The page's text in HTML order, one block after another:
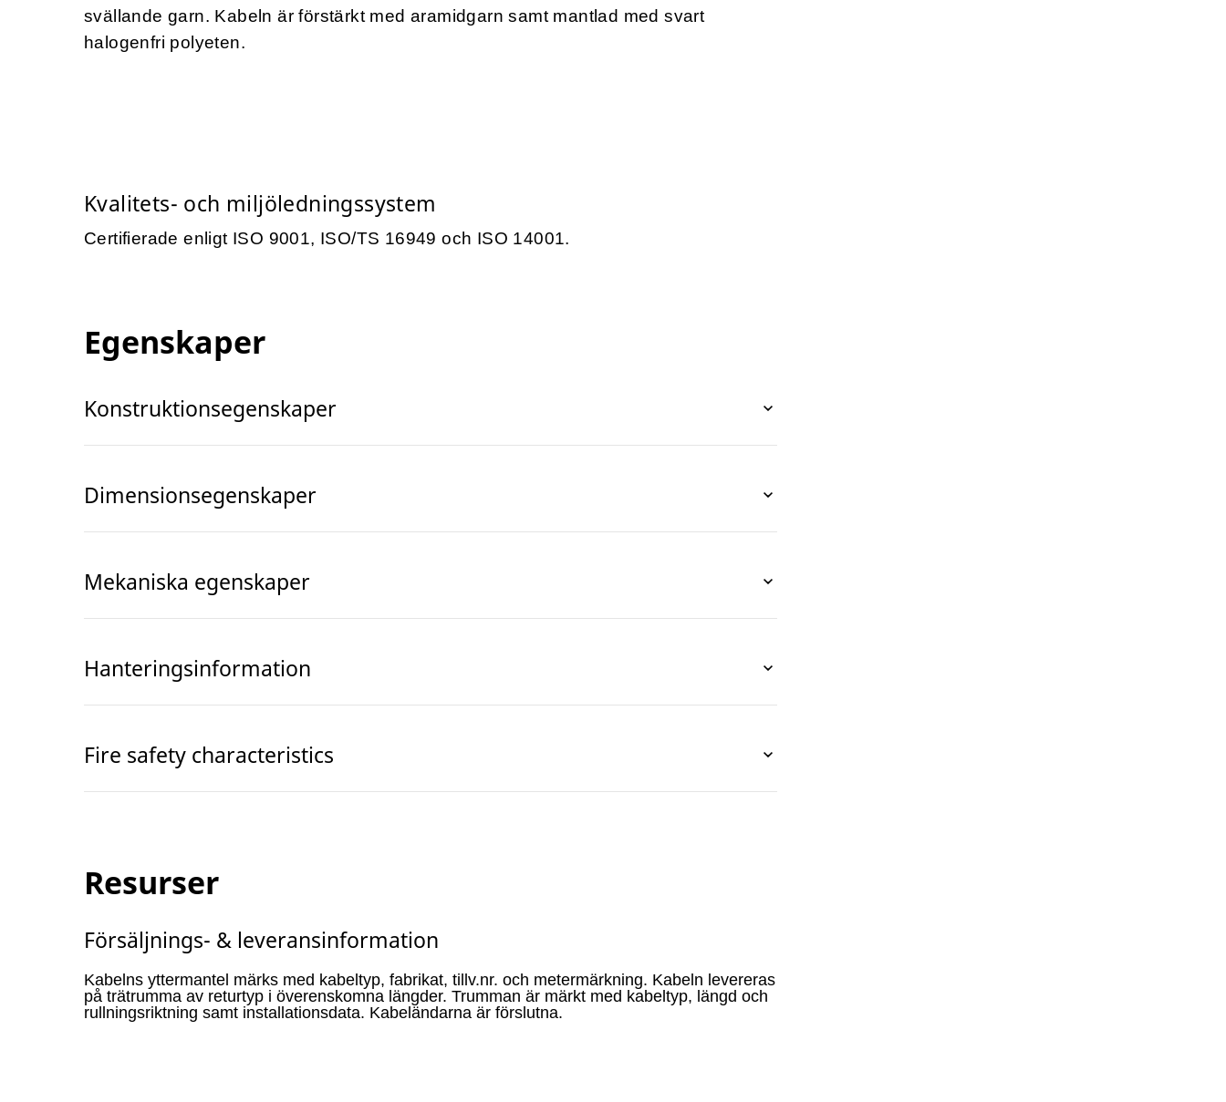
svällande garn. Kabeln är förstärkt med aramidgarn samt mantlad med svart
halogenfri polyeten.
Kvalitets- och miljöledningssystem
Certifierade enligt ISO 9001, ISO/TS 16949 och ISO 14001.
Egenskaper
Konstruktionsegenskaper
Dimensionsegenskaper
Mekaniska egenskaper
Hanteringsinformation
Fire safety characteristics
Resurser
Försäljnings- & leveransinformation
Kabelns yttermantel märks med kabeltyp, fabrikat, tillv.nr. och metermärkning. Kabeln levereras
på trätrumma av returtyp i överenskomna längder. Trumman är märkt med kabeltyp, längd och
rullningsriktning samt installationsdata. Kabeländarna är förslutna.